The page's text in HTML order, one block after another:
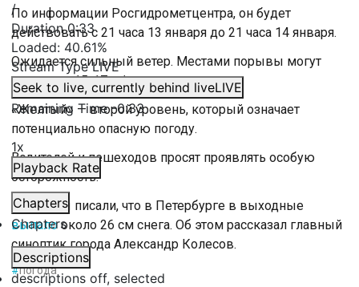
/
Duration0:33
Loaded: 40.61%
Stream TypeLIVE
Seek to live, currently behind liveLIVE
Remaining Time-0:33
1x
Playback Rate
Chapters
Chapters
Descriptions
descriptions off, selected
По инфоpмaции Рocгидрометцeнтрa, он будет
действовать с 21 часа 13 января до 21 часа 14 января.
Ожидается сильный ветер. Местами порывы могут
достигать 15-17 м/с.
«Желтый» — второй уровень, который означает
потенциально опасную погоду.
Водителей и пешеходов просят проявлять особую
осторожность.
Ранее мы писали, что в Петербурге в выходные
выпалооколо 26 см снега. Об этом рассказал главный
синоптик города Александр Колесов.
#погода